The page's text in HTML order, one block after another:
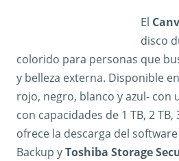
El
disco
colorido para personas que
y belleza externa. Disponible
rojo, negro, blanco y azul- con
con capacidades de 1 TB, 2 TB,
ofrece la descarga del
Backup yToshiba Storage